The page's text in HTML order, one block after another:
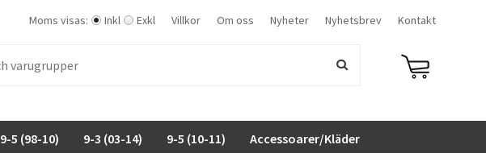
Moms visas: Inkl Exkl Villkor Om oss Nyheter Nyhetsbrev Kontakt
9-5 (98-10) 9-3 (03-14) 9-5 (10-11)
Accessoarer/Kläder